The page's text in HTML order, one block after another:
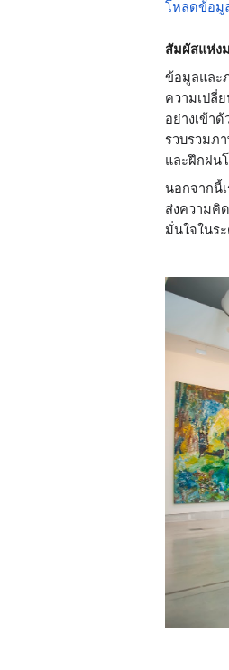
โหลดข้อมู
สัมผัสแห่ง
ข้อมูลและ
ความเปลี่
อย่างเข้า
รวบรวมภ
และฝึกฝน
นอกจากนี้
ส่งความคิ
มั่นใจในร